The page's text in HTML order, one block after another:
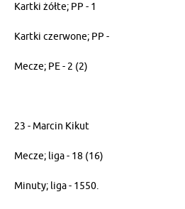
Kartki żółte; PP - 1
Kartki czerwone; PP -
Mecze; PE - 2 (2)
23 - Marcin Kikut
Mecze; liga - 18 (16)
Minuty; liga - 1550.